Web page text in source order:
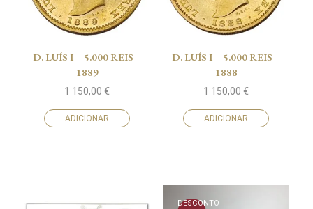
D. LUÍS I – 5.000 REIS –
1889
1 150,00 €
ADICIONAR
D. LUÍS I – 5.000 REIS –
1888
1 150,00 €
ADICIONAR
DESCONTO